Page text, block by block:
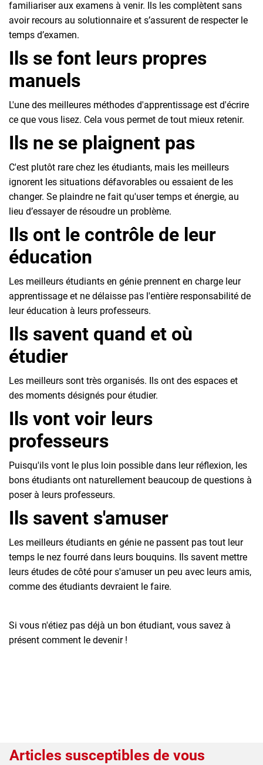
familiariser aux examens à venir. Ils les complètent sans
avoir recours au solutionnaire et s’assurent de respecter le
temps d’examen.
Ils se font leurs propres
manuels
L'une des meilleures méthodes d'apprentissage est d'écrire
ce que vous lisez. Cela vous permet de tout mieux retenir.
Ils ne se plaignent pas
C'est plutôt rare chez les étudiants, mais les meilleurs
ignorent les situations défavorables ou essaient de les
changer. Se plaindre ne fait qu'user temps et énergie, au
lieu d’essayer de résoudre un problème.
Ils ont le contrôle de leur
éducation
Les meilleurs étudiants en génie prennent en charge leur
apprentissage et ne délaisse pas l'entière responsabilité de
leur éducation à leurs professeurs.
Ils savent quand et où
étudier
Les meilleurs sont très organisés. Ils ont des espaces et
des moments désignés pour étudier.
Ils vont voir leurs
professeurs
Puisqu'ils vont le plus loin possible dans leur réflexion, les
bons étudiants ont naturellement beaucoup de questions à
poser à leurs professeurs.
Ils savent s'amuser
Les meilleurs étudiants en génie ne passent pas tout leur
temps le nez fourré dans leurs bouquins. Ils savent mettre
leurs études de côté pour s'amuser un peu avec leurs amis,
comme des étudiants devraient le faire.
Si vous n'étiez pas déjà un bon étudiant, vous savez à
présent comment le devenir !
Articles susceptibles de vous